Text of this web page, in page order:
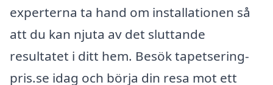
experterna ta hand om installationen så
att du kan njuta av det sluttande
resultatet i ditt hem. Besök tapetsering-
pris.se idag och börja din resa mot ett